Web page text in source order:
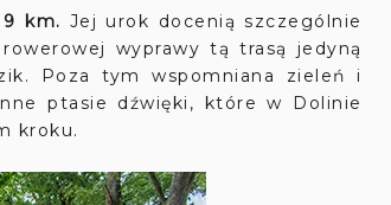
km. Jej urok docenią szczególnie
wyprawy tą trasą jedyną
Poza tym wspomniana zieleń i
ptasie dźwięki, które w Dolinie
kroku.